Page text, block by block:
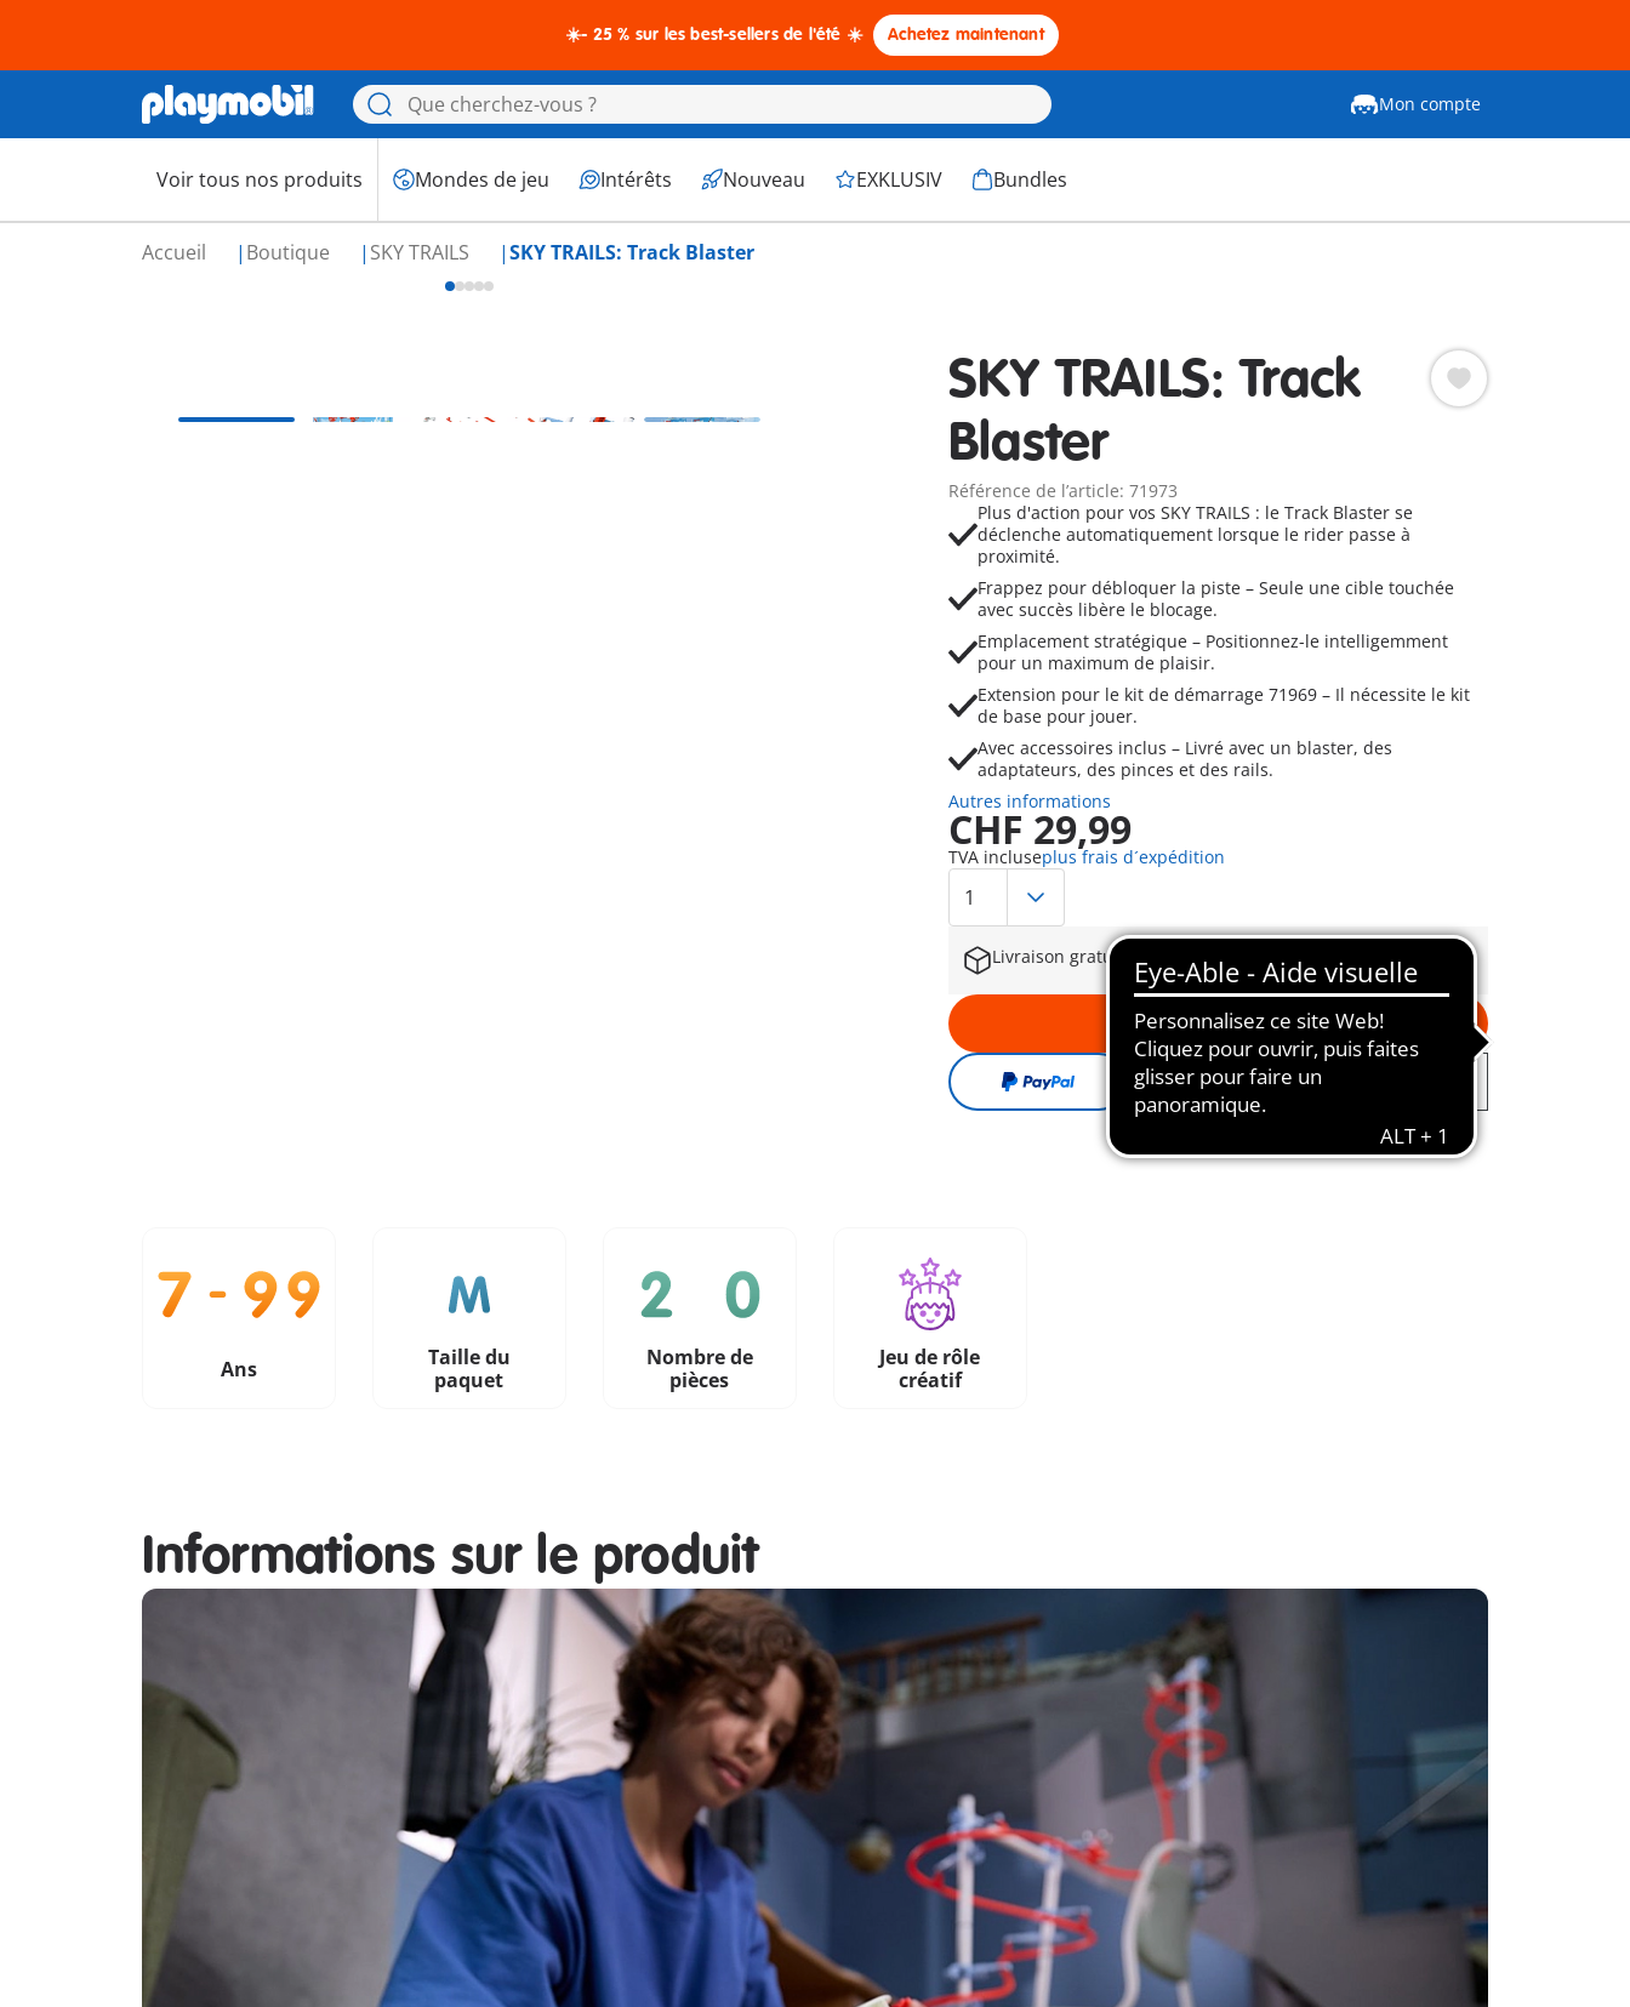
☀️- 25 % sur les best-sellers de l'été ☀️ Achetez maintenant
Mon compte
Voir tous nos produits Mondes de jeu Intérêts Nouveau EXKLUSIV Bundles
Accueil Boutique SKY TRAILS SKY TRAILS: Track Blaster
SKY TRAILS: Track
Blaster
Référence de l’article: 71973
Plus d'action pour vos SKY TRAILS : le Track Blaster se
déclenche automatiquement lorsque le rider passe à
proximité.
Frappez pour débloquer la piste – Seule une cible touchée
avec succès libère le blocage.
Emplacement stratégique – Positionnez-le intelligemment
pour un maximum de plaisir.
Extension pour le kit de démarrage 71969 – Il nécessite le kit
de base pour jouer.
Avec accessoires inclus – Livré avec un blaster, des
adaptateurs, des pinces et des rails.
Autres informations
CHF 29,99
TVA incluseplus frais d´expédition
Livraison gratuite à partir de CHF 99
Au panier
Ans
Taille du
paquet
Nombre de
pièces
Jeu de rôle
créatif
Informations sur le produit